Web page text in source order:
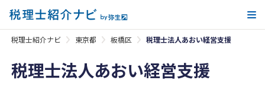
税理士紹介ナビ 東京都 板橋区 税理士法人あおい経営支援
税理士法人あおい経営支援